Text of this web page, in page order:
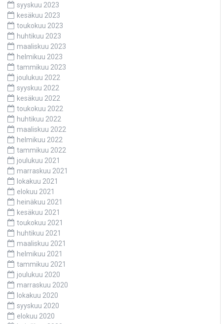
syyskuu 2023
kesäkuu 2023
toukokuu 2023
huhtikuu 2023
maaliskuu 2023
helmikuu 2023
tammikuu 2023
joulukuu 2022
syyskuu 2022
kesäkuu 2022
toukokuu 2022
huhtikuu 2022
maaliskuu 2022
helmikuu 2022
tammikuu 2022
joulukuu 2021
marraskuu 2021
lokakuu 2021
elokuu 2021
heinäkuu 2021
kesäkuu 2021
toukokuu 2021
huhtikuu 2021
maaliskuu 2021
helmikuu 2021
tammikuu 2021
joulukuu 2020
marraskuu 2020
lokakuu 2020
syyskuu 2020
elokuu 2020